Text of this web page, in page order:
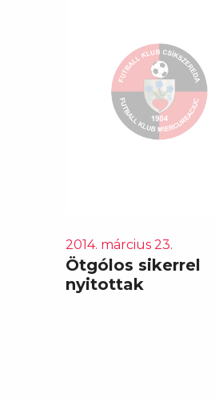
2014. március 23.
Ötgólos sikerrel
nyitottak